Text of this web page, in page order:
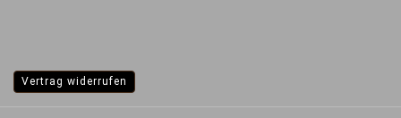
Vertrag widerrufen